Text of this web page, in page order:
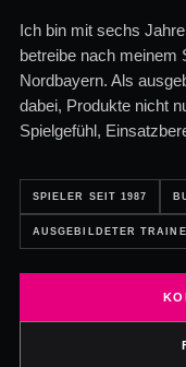
Ich bin mit sechs
betreibe nach meinem
Nordbayern. Als
dabei, Produkte nicht
Spielgefühl,
SPIELER SEIT 1987
AUSGEBILDETER